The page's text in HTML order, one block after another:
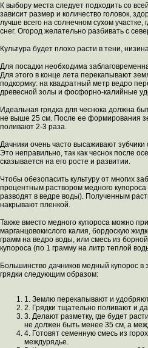
К выбору места следует подходить со
зависит размер и количество головок,
лучше всего на солнечном сухом участке,
снег. Огород желательно разбивать с
Культура будет плохо расти в тени,
Для посадки необходима
Для этого в конце лета перекапывают
подкормку: на квадратный метр ведро
древесной золы и фосфорно-калийные
Идеальная грядка для чеснока должна
не выше 25 см. После ее формирования
поливают 2-3 раза.
Дачники очень часто высаживают
Это неправильно, так как чеснок после
сказывается на его росте и развитии.
Чтобы обезопасить культуру от многих
процентным раствором медного
разводят в ведре воды). Полученным
накрывают пленкой.
Также вместо медного купороса можно
марганцовокислого калия, бордоскую
грамм на ведро воды, или смесь из
купороса (по 1 грамму на литр теплой
Большинство дачников медный купорос в
грядки следующим образом:
1. Землю перекапывают и
2. Грядки тщательно поливают и
3. Делают разметку, где будет
не должен быть менее 35 см, а
4. Готовят семенную смесь из
междурядье.